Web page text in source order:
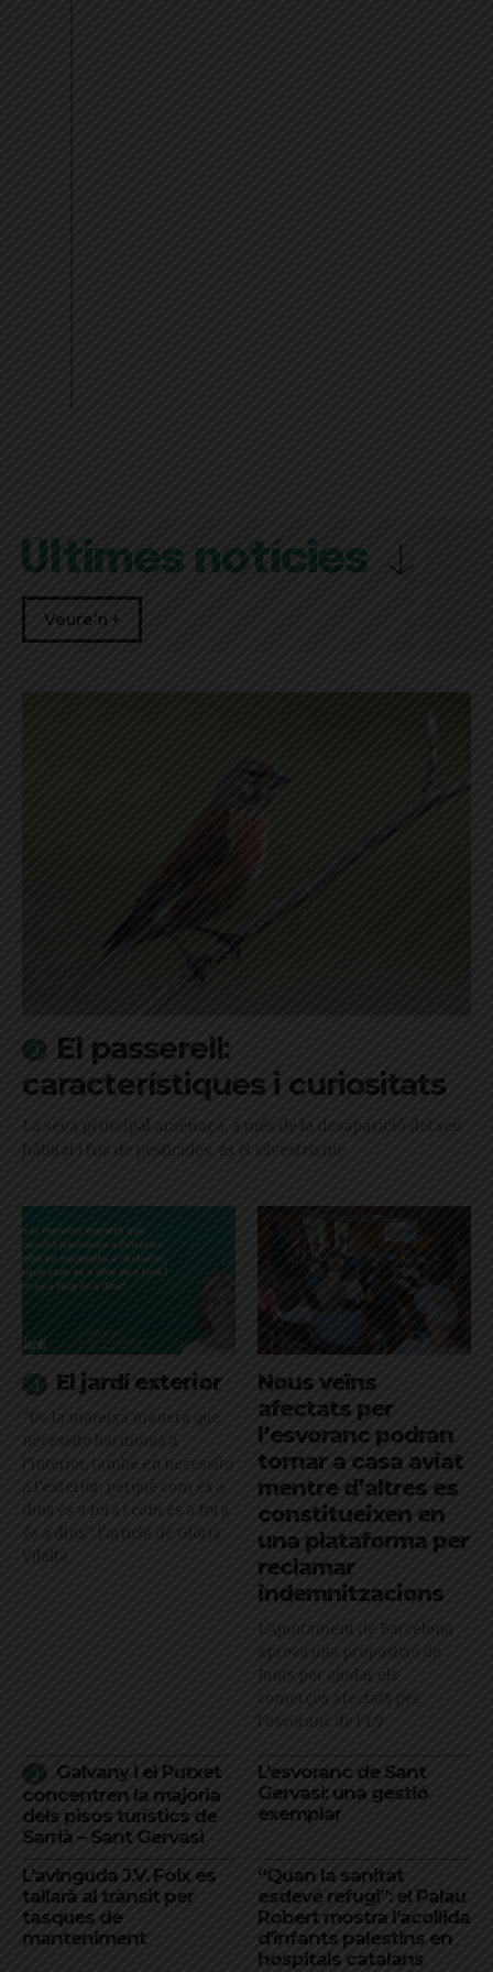
Últimes notícies
Veure'n +
El passerell:
característiques i curiositats
La seva principal amenaça, a més de la desaparició del seu
hàbitat i l'ús de pesticides, és el silvestrisme
El jardí exterior
"De la mateixa manera que
necessito harmonia a
l’interior, també en necessito
a l’exterior, perquè com és a
dins és a fora i com és a fora
és a dins": l'article de Glòria
Vilalta
Nous veïns
afectats per
l’esvoranc podran
tornar a casa aviat
mentre d’altres es
constitueixen en
una plataforma per
reclamar
indemnitzacions
L’Ajuntament de Barcelona
aprova una proposició de
Junts per ajudar els
comerços afectats per
l'esvoranc de l'L9
Galvany i el Putxet
concentren la majoria
dels pisos turístics de
Sarrià – Sant Gervasi
L’esvoranc de Sant
Gervasi: una gestió
exemplar
L’avinguda J.V. Foix es
tallarà al trànsit per
tasques de
manteniment
“Quan la sanitat
esdevé refugi”: el Palau
Robert mostra l’acollida
d’infants palestins en
hospitals catalans